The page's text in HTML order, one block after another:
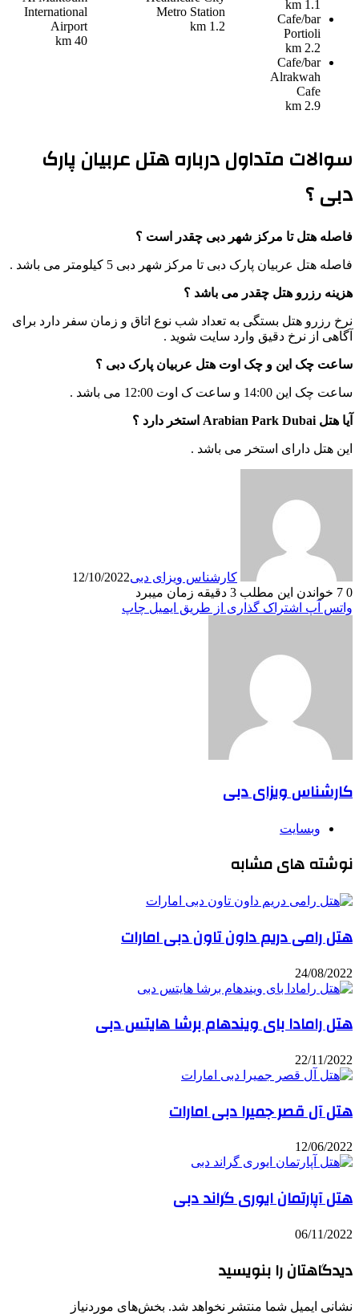
1.1 km
Cafe/bar
Portioli
2.2 km
Cafe/bar
Alrakwah
Cafe
2.9 km
Metro Station
1.2 km
International
Airport
40 km
سوالات متداول درباره هتل عربیان پارک
دبی ؟
فاصله هتل تا مرکز شهر دبی چقدر است ؟
فاصله هتل عربیان پارک دبی تا مرکز شهر دبی 5 کیلومتر می باشد .
هزینه رزرو هتل چقدر می باشد ؟
نرخ رزرو هتل بستگی به تعداد شب نوع اتاق و زمان سفر دارد برای
آگاهی از نرخ دقیق وارد سایت شوید .
ساعت چک این و چک اوت هتل عربیان پارک دبی ؟
ساعت چک این 14:00 و ساعت ک اوت 12:00 می باشد .
آیا هتل Arabian Park Dubai استخر دارد ؟
این هتل دارای استخر می باشد .
کارشناس ویزای دبی12/10/2022
0
خواندن این مطلب 3 دقیقه زمان میبرد
واتس آپ اشتراک گذاری از طریق ایمیل چاپ
کارشناس ویزای دبی
وبسایت
نوشته های مشابه
هتل رامی دریم داون تاون دبی امارات
24/08/2022
هتل رامادا بای ویندهام برشا هایتس دبی
22/11/2022
هتل آل قصر جمیرا دبی امارات
12/06/2022
هتل آپارتمان ایوری گراند دبی
06/11/2022
دیدگاهتان را بنویسید
نشانی ایمیل شما منتشر نخواهد شد. بخش‌های موردنیاز